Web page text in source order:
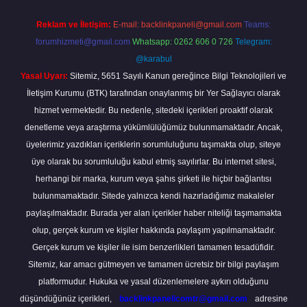
Reklam ve İletişim: E-mail: backlinkpaneli@gmail.com Teams:
forumhizmeti@gmail.com Whatsapp: 0262 606 0 726 Telegram:
@karabul
Yasal Uyarı: Sitemiz, 5651 Sayılı Kanun gereğince Bilgi Teknolojileri ve
İletişim Kurumu (BTK) tarafından onaylanmış bir Yer Sağlayıcı olarak
hizmet vermektedir. Bu nedenle, sitedeki içerikleri proaktif olarak
denetleme veya araştırma yükümlülüğümüz bulunmamaktadır. Ancak,
üyelerimiz yazdıkları içeriklerin sorumluluğunu taşımakta olup, siteye
üye olarak bu sorumluluğu kabul etmiş sayılırlar. Bu internet sitesi,
herhangi bir marka, kurum veya şahıs şirketi ile hiçbir bağlantısı
bulunmamaktadır. Sitede yalnızca kendi hazırladığımız makaleler
paylaşılmaktadır. Burada yer alan içerikler haber niteliği taşımamakta
olup, gerçek kurum ve kişiler hakkında paylaşım yapılmamaktadır.
Gerçek kurum ve kişiler ile isim benzerlikleri tamamen tesadüfidir.
Sitemiz, kar amacı gütmeyen ve tamamen ücretsiz bir bilgi paylaşım
platformudur. Hukuka ve yasal düzenlemelere aykırı olduğunu
düşündüğünüz içerikleri,
backlinkpanelicomtr@gmail.com adresine